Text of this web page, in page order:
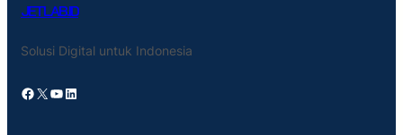
JETLAB.ID
Solusi Digital untuk Indonesia
Facebook X YouTube LinkedIn